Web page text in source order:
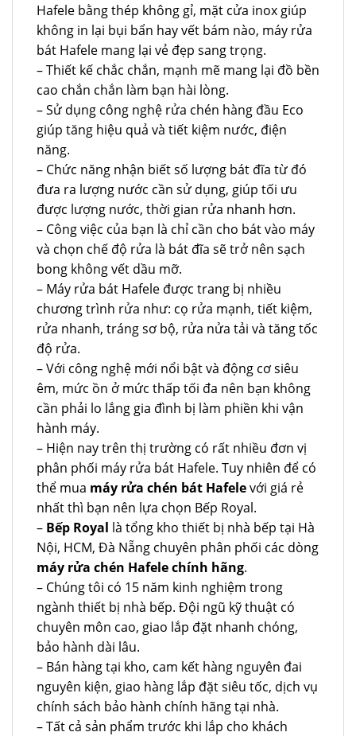
Hafele bằng thép không gỉ, mặt cửa inox giúp
không in lại bụi bẩn hay vết bám nào, máy rửa
bát Hafele mang lại vẻ đẹp sang trọng.
– Thiết kế chắc chắn, mạnh mẽ mang lại đồ bền
cao chắn chắn làm bạn hài lòng.
– Sử dụng công nghệ rửa chén hàng đầu Eco
giúp tăng hiệu quả và tiết kiệm nước, điện
năng.
– Chức năng nhận biết số lượng bát đĩa từ đó
đưa ra lượng nước cần sử dụng, giúp tối ưu
được lượng nước, thời gian rửa nhanh hơn.
– Công việc của bạn là chỉ cần cho bát vào máy
và chọn chế độ rửa là bát đĩa sẽ trở nên sạch
bong không vết dầu mỡ.
– Máy rửa bát Hafele được trang bị nhiều
chương trình rửa như: cọ rửa mạnh, tiết kiệm,
rửa nhanh, tráng sơ bộ, rửa nửa tải và tăng tốc
độ rửa.
– Với công nghệ mới nổi bật và động cơ siêu
êm, mức ồn ở mức thấp tối đa nên bạn không
cần phải lo lắng gia đình bị làm phiền khi vận
hành máy.
– Hiện nay trên thị trường có rất nhiều đơn vị
phân phối máy rửa bát Hafele. Tuy nhiên để có
thể mua máy rửa chén bát Hafelevới giá rẻ
nhất thì bạn nên lựa chọn Bếp Royal.
– Bếp Royal là tổng kho thiết bị nhà bếp tại Hà
Nội, HCM, Đà Nẵng chuyên phân phối các dòng
máy rửa chén Hafele chính hãng.
– Chúng tôi có 15 năm kinh nghiệm trong
ngành thiết bị nhà bếp. Đội ngũ kỹ thuật có
chuyên môn cao, giao lắp đặt nhanh chóng,
bảo hành dài lâu.
– Bán hàng tại kho, cam kết hàng nguyên đai
nguyên kiện, giao hàng lắp đặt siêu tốc, dịch vụ
chính sách bảo hành chính hãng tại nhà.
– Tất cả sản phẩm trước khi lắp cho khách